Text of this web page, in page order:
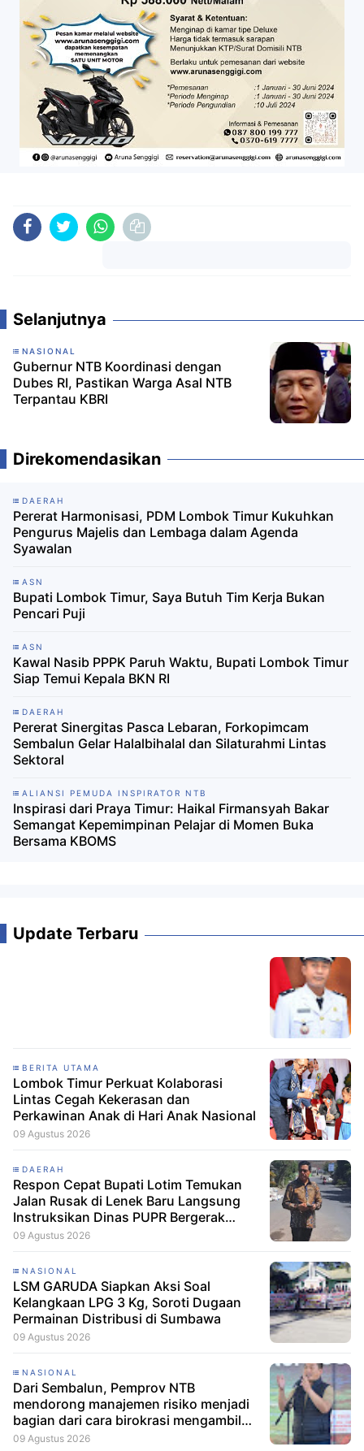
Selanjutnya
NASIONAL
Gubernur NTB Koordinasi dengan
Dubes RI, Pastikan Warga Asal NTB
Terpantau KBRI
Direkomendasikan
DAERAH
Pererat Harmonisasi, PDM Lombok Timur Kukuhkan
Pengurus Majelis dan Lembaga dalam Agenda
Syawalan
ASN
Bupati Lombok Timur, Saya Butuh Tim Kerja Bukan
Pencari Puji
ASN
Kawal Nasib PPPK Paruh Waktu, Bupati Lombok Timur
Siap Temui Kepala BKN RI
DAERAH
Pererat Sinergitas Pasca Lebaran, Forkopimcam
Sembalun Gelar Halalbihalal dan Silaturahmi Lintas
Sektoral
ALIANSI PEMUDA INSPIRATOR NTB
Inspirasi dari Praya Timur: Haikal Firmansyah Bakar
Semangat Kepemimpinan Pelajar di Momen Buka
Bersama KBOMS
Update Terbaru
BERITA UTAMA
Lombok Timur Perkuat Kolaborasi
Lintas Cegah Kekerasan dan
Perkawinan Anak di Hari Anak Nasional
09 Agustus 2026
DAERAH
Respon Cepat Bupati Lotim Temukan
Jalan Rusak di Lenek Baru Langsung
Instruksikan Dinas PUPR Bergerak
Cepat
09 Agustus 2026
NASIONAL
LSM GARUDA Siapkan Aksi Soal
Kelangkaan LPG 3 Kg, Soroti Dugaan
Permainan Distribusi di Sumbawa
09 Agustus 2026
NASIONAL
Dari Sembalun, Pemprov NTB
mendorong manajemen risiko menjadi
bagian dari cara birokrasi mengambil
keputusan.
09 Agustus 2026